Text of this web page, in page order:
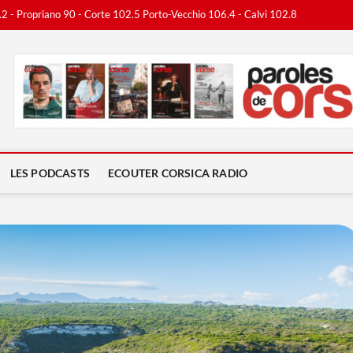
- Propriano 90 - Corte 102.5 Porto-Vecchio 106.4 - Calvi 102.8
Radio
LES PODCASTS ECOUTER CORSICA RADIO